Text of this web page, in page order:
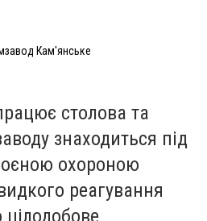
Кам'янське
столова та
знаходиться під
охороною
реагування